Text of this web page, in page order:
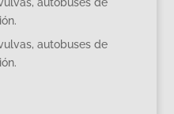
autobuses de